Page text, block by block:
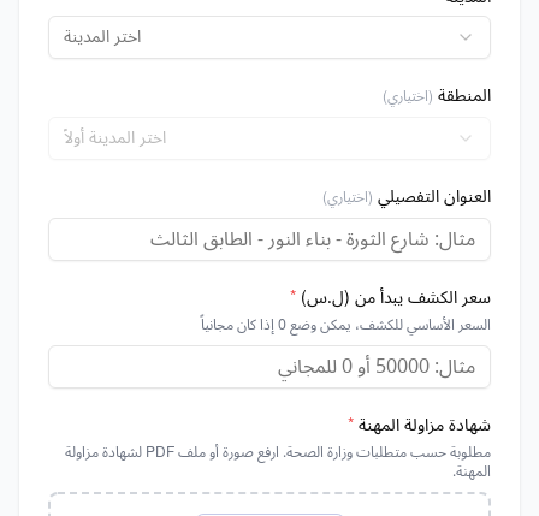
اختر المدينة
المنطقة (اختياري)
اختر المدينة أولاً
العنوان التفصيلي (اختياري)
سعر الكشف يبدأ من (ل.س)*
السعر الأساسي للكشف، يمكن وضع 0 إذا كان مجانياً
شهادة مزاولة المهنة*
مطلوبة حسب متطلبات وزارة الصحة. ارفع صورة أو ملف PDF لشهادة مزاولة
المهنة.